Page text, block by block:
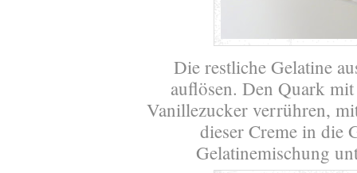
Die restliche Gelatine
auflösen. Den Quark
Vanillezucker verrühren,
dieser Creme in die
Gelatinemischung